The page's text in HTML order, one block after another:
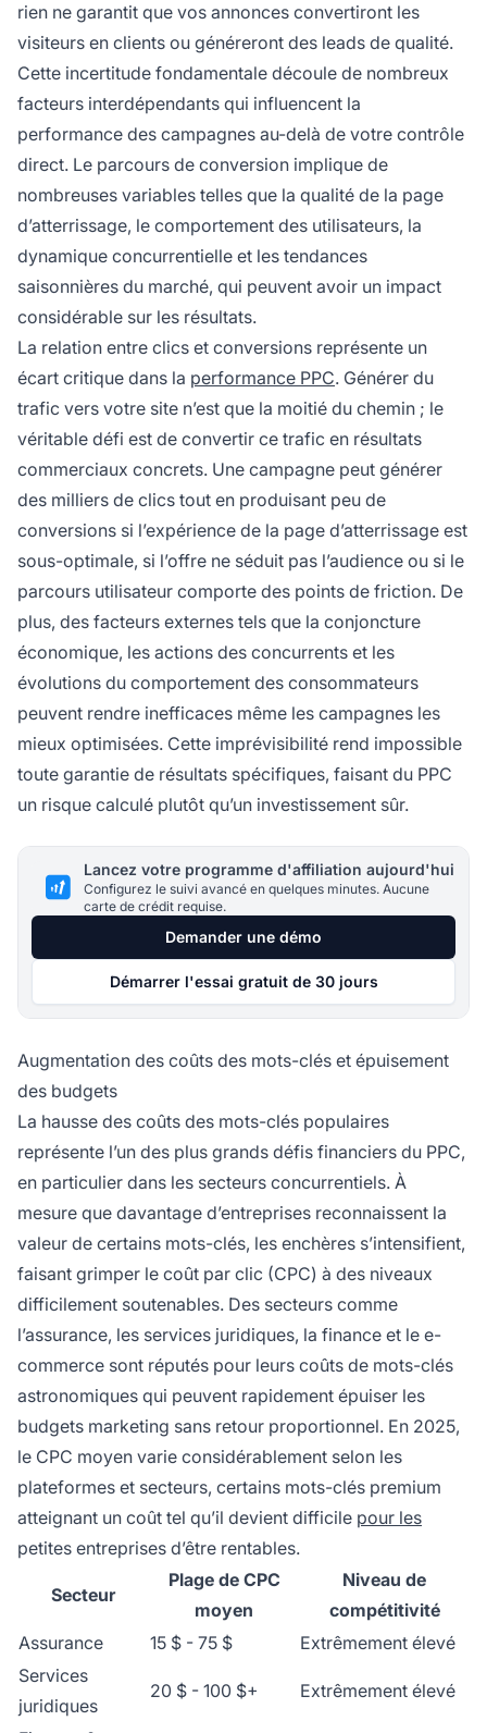
rien ne garantit que vos annonces convertiront les
visiteurs en clients ou généreront des leads de qualité.
Cette incertitude fondamentale découle de nombreux
facteurs interdépendants qui influencent la
performance des campagnes au-delà de votre contrôle
direct. Le parcours de conversion implique de
nombreuses variables telles que la qualité de la page
d’atterrissage, le comportement des utilisateurs, la
dynamique concurrentielle et les tendances
saisonnières du marché, qui peuvent avoir un impact
considérable sur les résultats.
La relation entre clics et conversions représente un
écart critique dans la performance PPC. Générer du
trafic vers votre site n’est que la moitié du chemin ; le
véritable défi est de convertir ce trafic en résultats
commerciaux concrets. Une campagne peut générer
des milliers de clics tout en produisant peu de
conversions si l’expérience de la page d’atterrissage est
sous-optimale, si l’offre ne séduit pas l’audience ou si le
parcours utilisateur comporte des points de friction. De
plus, des facteurs externes tels que la conjoncture
économique, les actions des concurrents et les
évolutions du comportement des consommateurs
peuvent rendre inefficaces même les campagnes les
mieux optimisées. Cette imprévisibilité rend impossible
toute garantie de résultats spécifiques, faisant du PPC
un risque calculé plutôt qu’un investissement sûr.
Lancez votre programme d'affiliation aujourd'hui
Configurez le suivi avancé en quelques minutes. Aucune
carte de crédit requise.
Demander une démo
Démarrer l'essai gratuit de 30 jours
Augmentation des coûts des mots-clés et épuisement
des budgets
La hausse des coûts des mots-clés populaires
représente l’un des plus grands défis financiers du PPC,
en particulier dans les secteurs concurrentiels. À
mesure que davantage d’entreprises reconnaissent la
valeur de certains mots-clés, les enchères s’intensifient,
faisant grimper le coût par clic (CPC) à des niveaux
difficilement soutenables. Des secteurs comme
l’assurance, les services juridiques, la finance et le e-
commerce sont réputés pour leurs coûts de mots-clés
astronomiques qui peuvent rapidement épuiser les
budgets marketing sans retour proportionnel. En 2025,
le CPC moyen varie considérablement selon les
plateformes et secteurs, certains mots-clés premium
atteignant un coût tel qu’il devient difficile pour les
petites entreprises d’être rentables.
Secteur
Plage de CPC
moyen
Niveau de
compétitivité
Assurance
15 $ - 75 $
Extrêmement élevé
Services
juridiques
20 $ - 100 $+ Extrêmement élevé